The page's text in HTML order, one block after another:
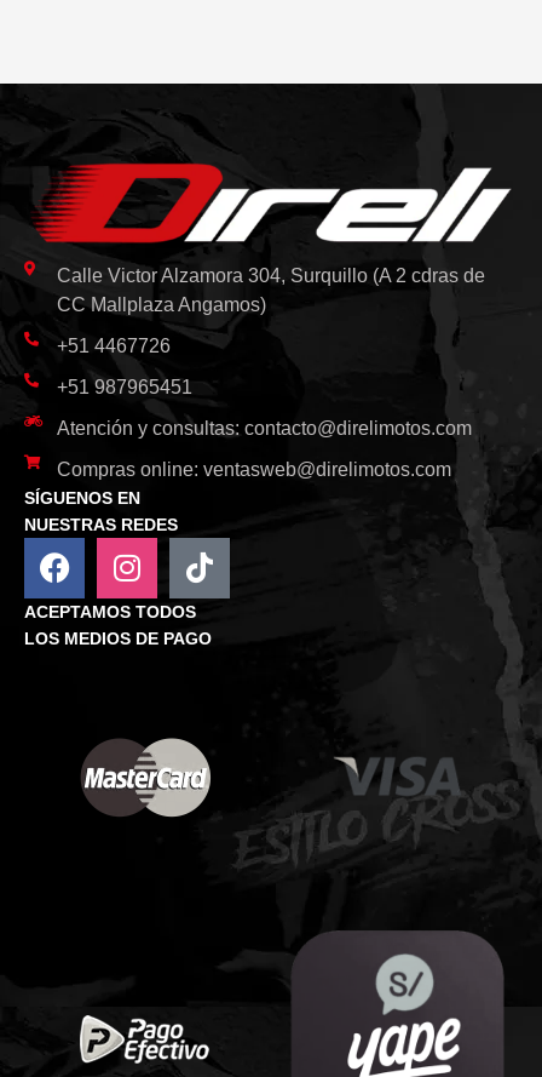
Calle Victor Alzamora 304, Surquillo (A 2 cdras de
CC Mallplaza Angamos)
+51 4467726
+51 987965451
Atención y consultas: contacto@direlimotos.com
Compras online: ventasweb@direlimotos.com
SÍGUENOS EN
NUESTRAS REDES
ACEPTAMOS TODOS
LOS MEDIOS DE PAGO